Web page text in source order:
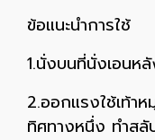
ข้อแนะนำการใช้
1.นั่งบนที่นั่งเอน
2.ออกแรงใช้เท้า
ทิศทางหนึ่ง ทำสลั